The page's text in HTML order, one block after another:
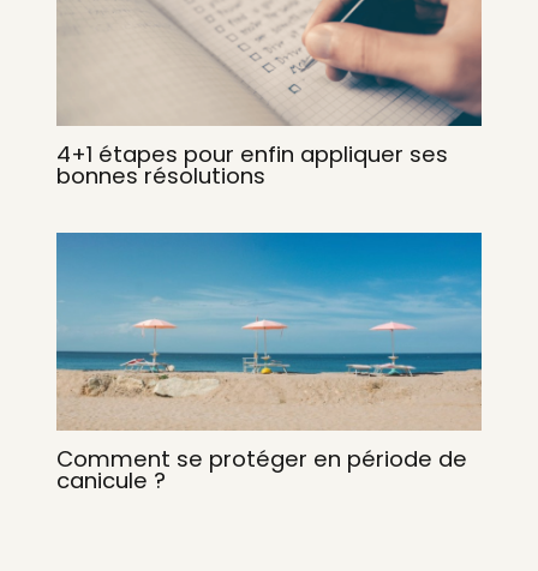
4+1 étapes pour enfin appliquer ses
bonnes résolutions
Comment se protéger en période de
canicule ?